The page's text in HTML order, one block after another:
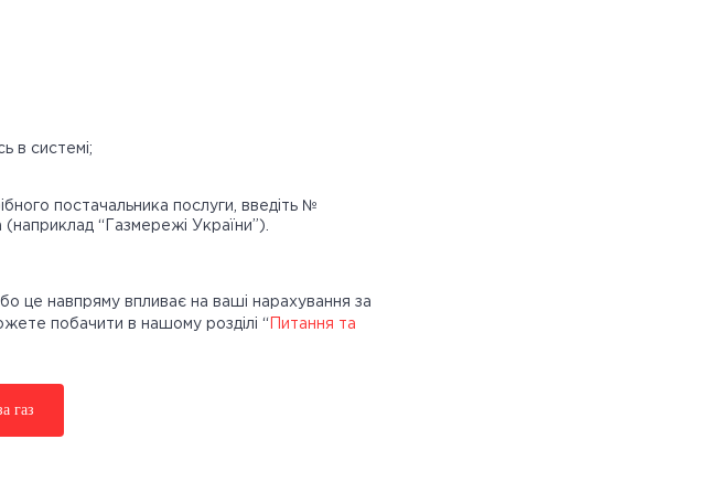
в системі;
постачальника послуги, введіть №
(наприклад “Газмережі України”).
це навпряму впливає на ваші нарахування за
побачити в нашому розділі “ Питання та
газ